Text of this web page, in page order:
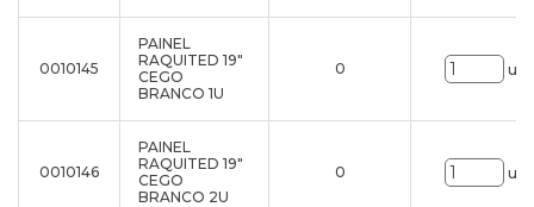
0010145
PAINEL
RAQUITED 19"
CEGO
BRANCO 1U
0
0010146
PAINEL
RAQUITED 19"
CEGO
BRANCO 2U
0